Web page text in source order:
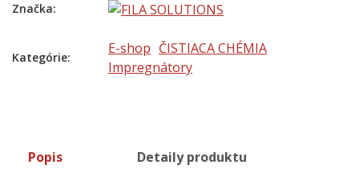
Značka:
Kategórie:
E-shop ČISTIACA CHÉMIA
Impregnátory
Popis Detaily produktu